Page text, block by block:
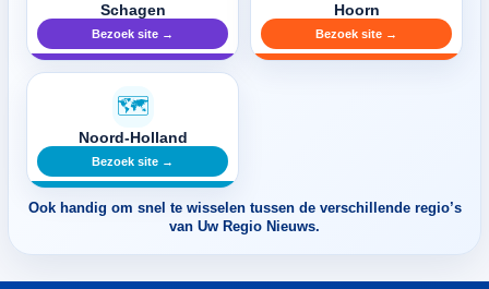
Schagen
Bezoek site →
Hoorn
Bezoek site →
🗺️
Noord-Holland
Bezoek site →
Ook handig om snel te wisselen tussen de verschillende regio’s
van Uw Regio Nieuws.